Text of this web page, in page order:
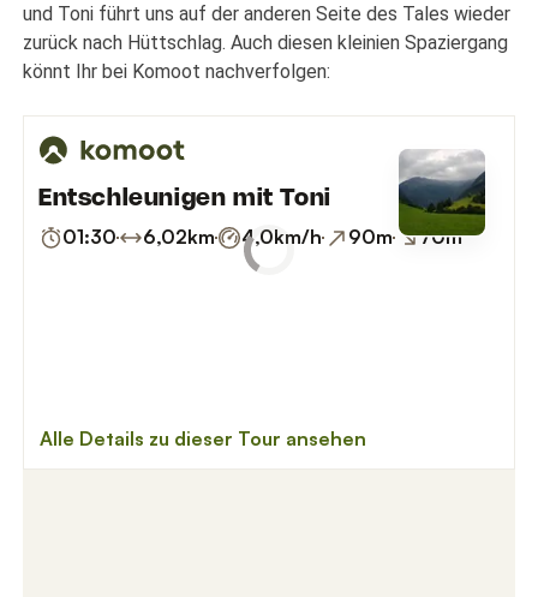
und Toni führt uns auf der anderen Seite des Tales wieder
zurück nach Hüttschlag. Auch diesen kleinien Spaziergang
könnt Ihr bei Komoot nachverfolgen: